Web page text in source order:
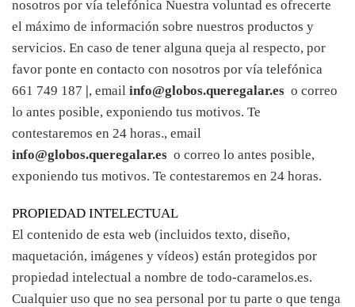
nosotros por vía telefónica Nuestra voluntad es ofrecerte
el máximo de información sobre nuestros productos y
servicios. En caso de tener alguna queja al respecto, por
favor ponte en contacto con nosotros por vía telefónica
661 749 187 , email info@globos.queregalar.es o correo
lo antes posible, exponiendo tus motivos. Te
contestaremos en 24 horas.​, email
info@globos.queregalar.es o correo lo antes posible,
exponiendo tus motivos. Te contestaremos en 24 horas.
PROPIEDAD INTELECTUAL
El contenido de esta web (incluidos texto, diseño,
maquetación, imágenes y vídeos) están protegidos por
propiedad intelectual a nombre de todo-caramelos.es.
Cualquier uso que no sea personal por tu parte o que tenga